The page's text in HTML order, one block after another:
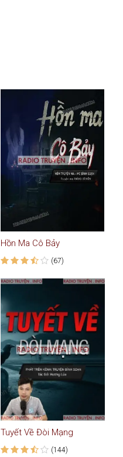
Hồn Ma Cô Bảy
(67)
Tuyết Về Đòi Mạng
(144)